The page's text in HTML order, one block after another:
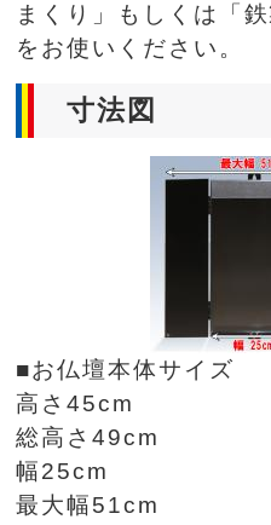
まくり」もしくは「
をお使いください。
寸法図
■お仏壇本体サイズ
高さ45cm
総高さ49cm
幅25cm
最大幅51cm